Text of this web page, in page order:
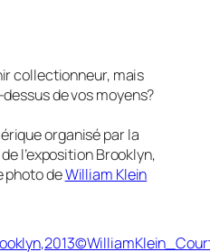
collectionneur, mais
de vos moyens?
organisé par la
l’expositionBrooklyn,
photo deWilliam Klein